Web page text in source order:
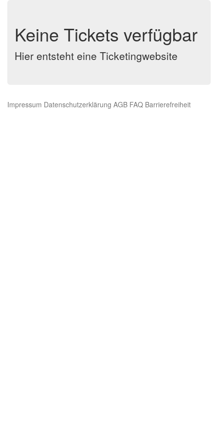
Keine Tickets verfügbar
Hier entsteht eine Ticketingwebsite
Impressum Datenschutzerklärung AGB FAQ Barrierefreiheit